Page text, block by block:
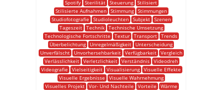
Spotify Sterilität Steuerung Stilisiert
Stilisierte Aufnahmen
Stimmung
Stimmungen
Studiofotografie
Studioleuchten Subjekt
Szenen
Tageszeit
Technik
Technische Umsetzung
Technologische Fortschritte
Textur Transport Trends
Überbelichtung
Unregelmäßigkeit
Unterscheidung
Unverfälscht
Unvorhersehbarkeit Verfügbarkeit
Vergleich
Verlässlichkeit
Verletzlichkeit Verständnis
Videodreh
Videografie
Vielseitigkeit Visualisierung Visuelle Effekte
Visuelle Ergebnisse
Visuelle Wahrnehmung
Visuelles Projekt
Vor- Und Nachteile Vorteile
Wärme